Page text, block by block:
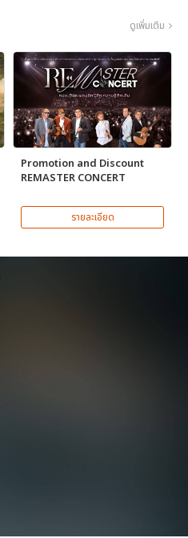
ดูเพิ่มเติม
Promotion and Discount
REMASTER CONCERT
รายละเอียด